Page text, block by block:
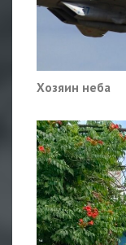
Хозяин неба